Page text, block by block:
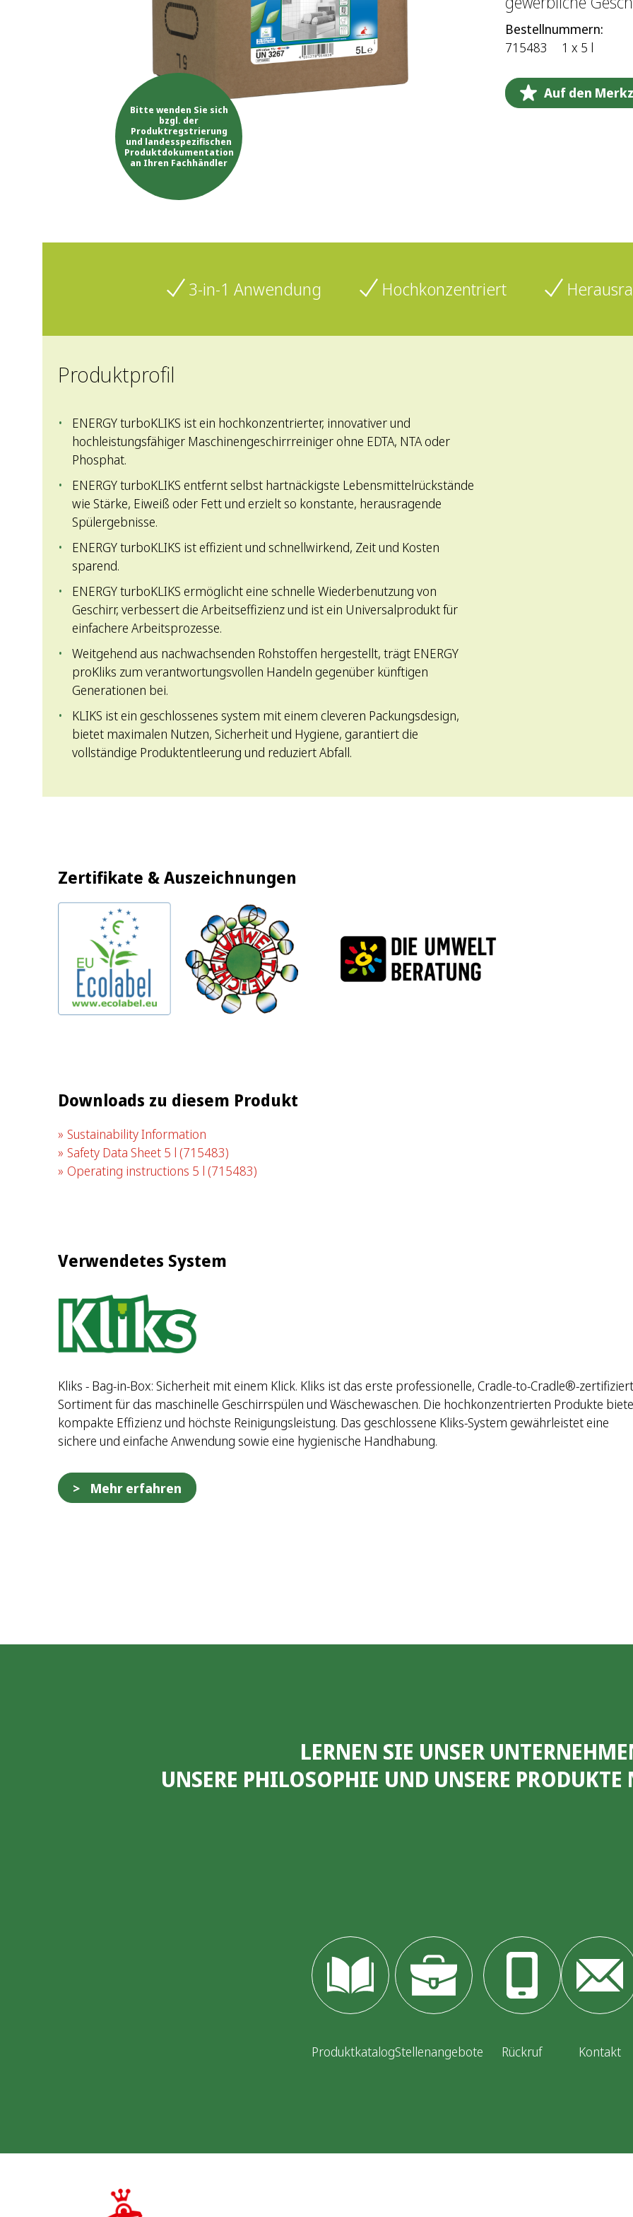
Bitte wenden Sie sich
bzgl. der
Produktregstrierung
und landesspezifischen
Produktdokumentation
an Ihren Fachhändler
Bestellnummern:
715483
1 x 5 l
Auf den
3-in-1 Anwendung Hochkonzentriert
Produktprofil
ENERGY turboKLIKS ist ein hochkonzentrierter, innovativer und
hochleistungsfähiger Maschinengeschirrreiniger ohne EDTA, NTA oder
Phosphat.
ENERGY turboKLIKS entfernt selbst hartnäckigste Lebensmittelrückstände
wie Stärke, Eiweiß oder Fett und erzielt so konstante, herausragende
Spülergebnisse.
ENERGY turboKLIKS ist effizient und schnellwirkend, Zeit und Kosten
sparend.
ENERGY turboKLIKS ermöglicht eine schnelle Wiederbenutzung von
Geschirr, verbessert die Arbeitseffizienz und ist ein Universalprodukt für
einfachere Arbeitsprozesse.
Weitgehend aus nachwachsenden Rohstoffen hergestellt, trägt ENERGY
proKliks zum verantwortungsvollen Handeln gegenüber künftigen
Generationen bei.
KLIKS ist ein geschlossenes system mit einem cleveren Packungsdesign,
bietet maximalen Nutzen, Sicherheit und Hygiene, garantiert die
vollständige Produktentleerung und reduziert Abfall.
Zertifikate & Auszeichnungen
Downloads zu diesem Produkt
Sustainability Information
Safety Data Sheet 5 l (715483)
Operating instructions 5 l (715483)
Verwendetes System
Kliks - Bag-in-Box: Sicherheit mit einem Klick. Kliks ist das erste professionelle, Cradle-to-Cradle®-
Sortiment für das maschinelle Geschirrspülen und Wäschewaschen. Die hochkonzentrierten Produkte
kompakte Effizienz und höchste Reinigungsleistung. Das geschlossene Kliks-System gewährleistet eine
sichere und einfache Anwendung sowie eine hygienische Handhabung.
Mehr erfahren
LERNEN SIE UNSER
UNSERE PHILOSOPHIE UND UNSERE
ProduktkatalogStellenangebote Rückruf Kontakt